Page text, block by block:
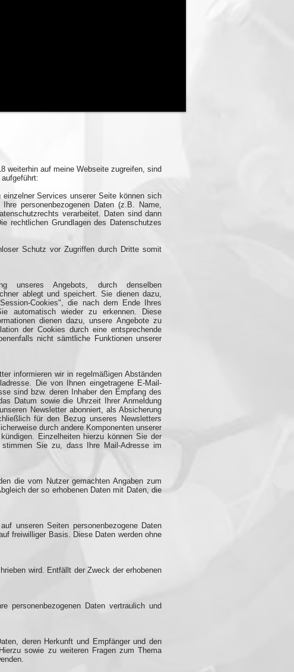
weiterhin auf meine Webseite zugreifen, sind
Services unserer Seite können sich
personenbezogenen Daten (z.B. Name,
verarbeitet. Daten sind dann
rechtlichen Grundlagen des Datenschutzes
Schutz vor Zugriffen durch Dritte somit
unseres Angebots, durch denselben
ablegt und speichert. Sie dienen dazu,
Cookies", die nach dem Ende Ihres
automatisch wieder zu erkennen. Diese
dienen dazu, unsere Angebote zu
der Cookies durch eine entsprechende
nicht sämtliche Funktionen unserer
informieren wir in regelmäßigen Abständen
Die von Ihnen eingetragene E-Mail-
sind bzw. deren Inhaber den Empfang des
Datum sowie die Uhrzeit Ihrer Anmeldung
Newsletter abonniert, als Absicherung
für den Bezug unseres Newsletters
durch andere Komponenten unserer
Einzelheiten hierzu können Sie der
stimmen Sie zu, dass Ihre Mail-Adresse im
die vom Nutzer gemachten Angaben zum
der so erhobenen Daten mit Daten, die
unseren Seiten personenbezogene Daten
freiwilliger Basis. Diese Daten werden ohne
wird. Entfällt der Zweck der erhobenen
personenbezogenen Daten vertraulich und
deren Herkunft und Empfänger und den
sowie zu weiteren Fragen zum Thema